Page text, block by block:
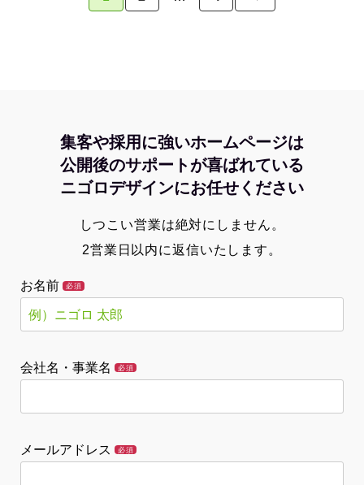
集客や採用に強いホームページは
公開後のサポートが喜ばれている
ニゴロデザインにお任せください
しつこい営業は絶対にしません。
2営業日以内に返信いたします。
お名前 必須
会社名・事業名 必須
メールアドレス 必須